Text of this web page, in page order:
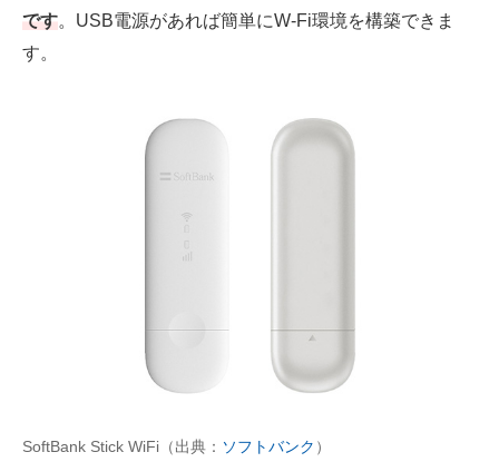
です。USB電源があれば簡単にW-Fi環境を構築できま
す。
SoftBank Stick WiFi（出典： ソフトバンク ）